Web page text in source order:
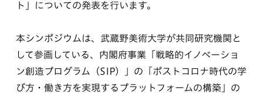
ト」についての発表を行います。
本シンポジウムは、武蔵野美術大学が共同研究機関と
して参画している、内閣府事業「戦略的イノベーショ
ン創造プログラム（SIP）」の「ポストコロナ時代の学
び方・働き方を実現するプラットフォームの構築」の